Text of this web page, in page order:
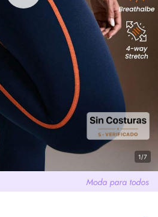
1/7